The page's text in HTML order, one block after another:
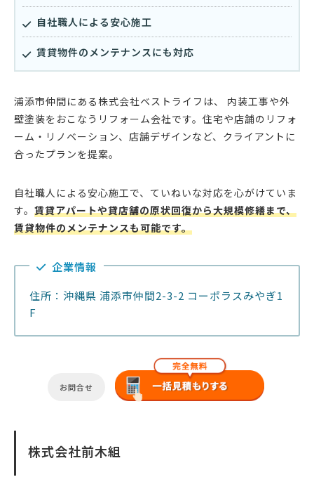
自社職人による安心施工
賃貸物件のメンテナンスにも対応
浦添市仲間にある株式会社ベストライフは、 内装工事や外
壁塗装をおこなうリフォーム会社です。住宅や店舗のリフォ
ーム・リノベーション、店舗デザインなど、クライアントに
合ったプランを提案。
自社職人による安心施工で、ていねいな対応を心がけていま
す。 賃貸アパートや貸店舗の原状回復から大規模修繕まで、
賃貸物件のメンテナンスも可能です。
企業情報
住所：沖縄県 浦添市仲間2-3-2 コーポラスみやぎ1
F
お問合せ
株式会社前木組